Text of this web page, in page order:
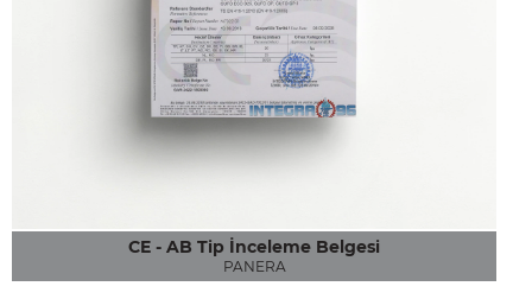
CE - AB Tip İnceleme Belgesi
PANERA